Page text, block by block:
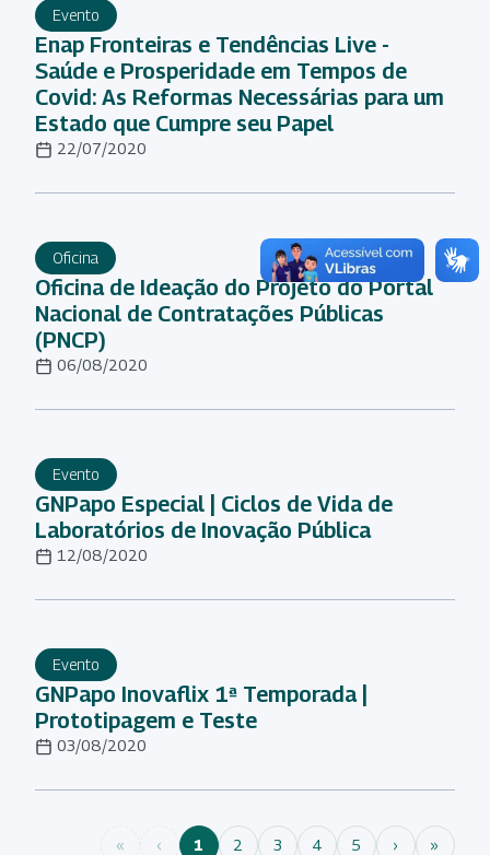
Evento
Enap Fronteiras e Tendências Live -
Saúde e Prosperidade em Tempos de
Covid: As Reformas Necessárias para um
Estado que Cumpre seu Papel
22/07/2020
Oficina
Oficina de Ideação do Projeto do Portal
Nacional de Contratações Públicas
(PNCP)
06/08/2020
Evento
GNPapo Especial | Ciclos de Vida de
Laboratórios de Inovação Pública
12/08/2020
Evento
GNPapo Inovaflix 1ª Temporada |
Prototipagem e Teste
03/08/2020
« ‹ 1 2 3 4 5 › »